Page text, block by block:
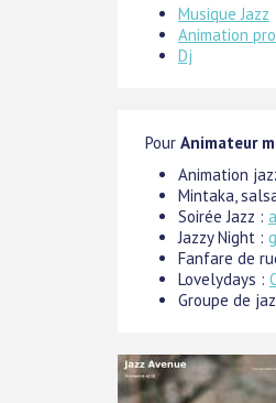
Musique Jazz
Animation
Dj
Pour Animateur
Animation
Mintaka,
Soirée Jazz :
Jazzy Night :
Fanfare de
Lovelydays :
Groupe de